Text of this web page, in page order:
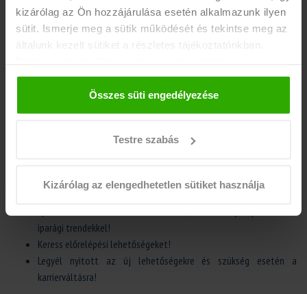
kizárólag az Ön hozzájárulása esetén alkalmazunk ilyen
sütit. Ismerje meg a sütik működését és tekintse meg az
általunk kezelt sütiket a részletes tájékoztatónkban.
hozzájárulását a weboldalunk láblécében található "Süti
tájékoztató" feliratra kattintva.
Összes süti engedélyezése
Testre szabás
Kizárólag az elengedhetetlen sütiket használja
szolgáltató segítségét!
Legyél kitartó és rugalmas az álláskeresési folyamat során!
Fontold meg a továbbtanulást, például mesterfokozat vagy
az euDiákok az euJobs HR-Group tagja, amely már 20 éve segít
az álláskeresőknek 16-tól akár 99 éves korig, hogy megtalálják álmaik
Karrierfejlesztés
Továbbra is fejleszd a készségeidet és tudásodat, hogy lépést
tarts a változó munkaerőpiaccal!
iparági trendekkel!
Keress előrelépési lehetőségeket!
Legyél nyitott az új lehetőségekre és szükség esetén a
karrierváltásra!